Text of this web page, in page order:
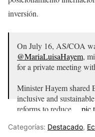
inversión.
On July 16, AS/COA
@MariaLuisaHayem,
for a private meeting
Minister Hayem shared
inclusive and
reforms to reduce…
— Americas Society/
Categorías: Destacado,